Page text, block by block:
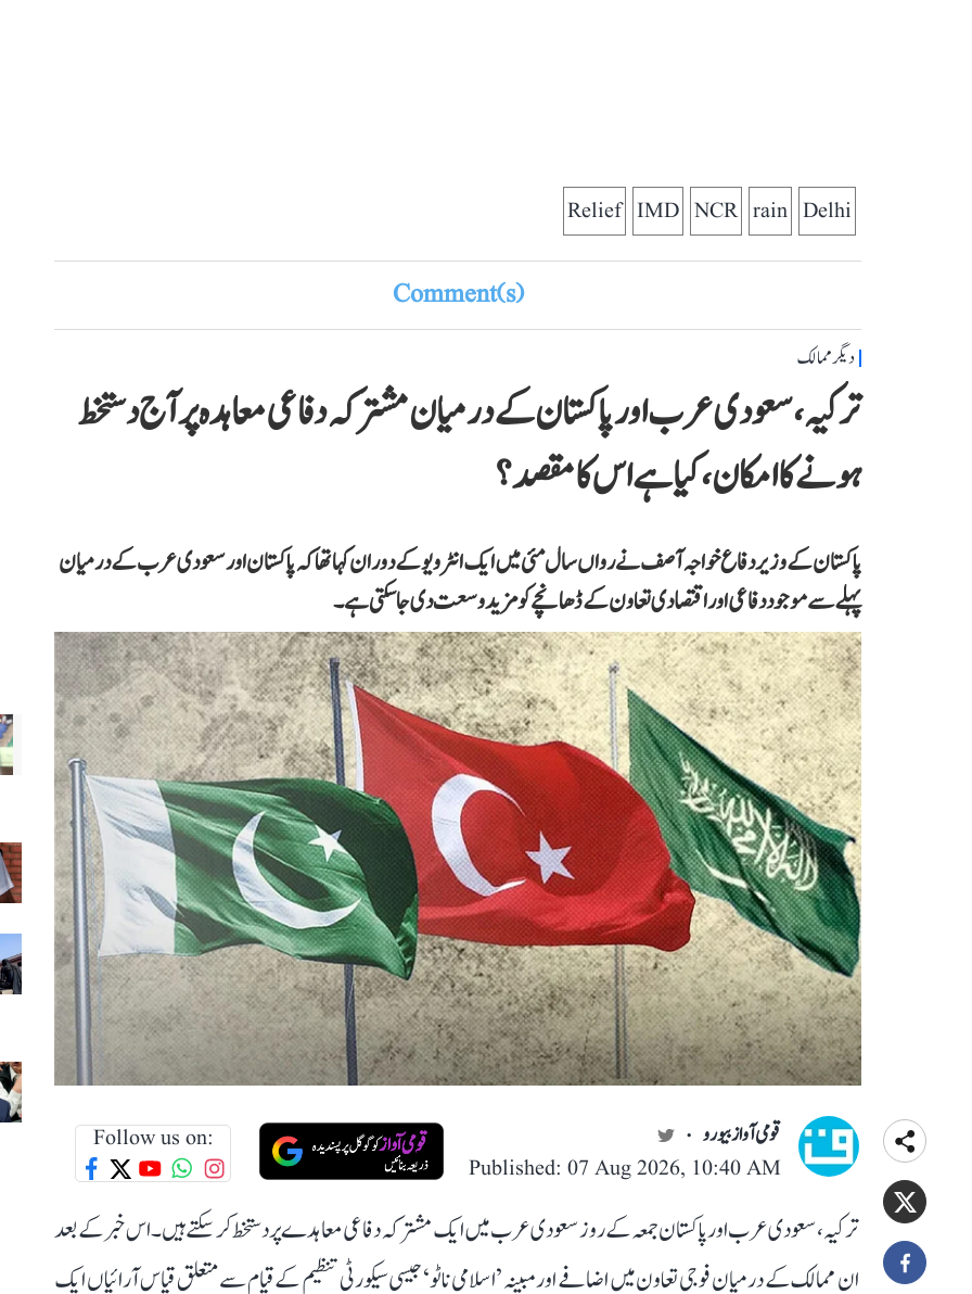
Delhi
rain
NCR
IMD
Relief
Comment(s)
دیگر ممالک
ترکیہ، سعودی عرب اور پاکستان کے درمیان مشترکہ دفاعی معاہدہ پر آج دستخط
ہونے کا امکان، کیا ہے اس کا مقصد؟
پاکستان کے وزیر دفاع خواجہ آصف نے رواں سال مئی میں ایک انٹرویو کے دوران کہا تھا کہ پاکستان اور سعودی عرب کے درمیان
پہلے سے موجود دفاعی اور اقتصادی تعاون کے ڈھانچے کو مزید وسعت دی جا سکتی ہے۔
قومی آواز بیورو
Published: 07 Aug 2026, 10:40 AM
Follow us on:
ترکیہ، سعودی عرب اور پاکستان جمعہ کے روز سعودی عرب میں ایک مشترکہ دفاعی معاہدے پر دستخط کر سکتے ہیں۔ اس خبر کے بعد
ان ممالک کے درمیان فوجی تعاون میں اضافے اور مبینہ ’اسلامی ناٹو‘ جیسی سیکورٹی تنظیم کے قیام سے متعلق قیاس آرائیاں ایک